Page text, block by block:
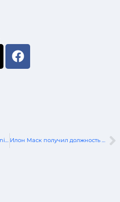
Ожидается, что родстер Pagani Zonda 760 LM будет продаваться за более чем 12 миллионов долларов Илон Маск получил должность в администрации Трампа